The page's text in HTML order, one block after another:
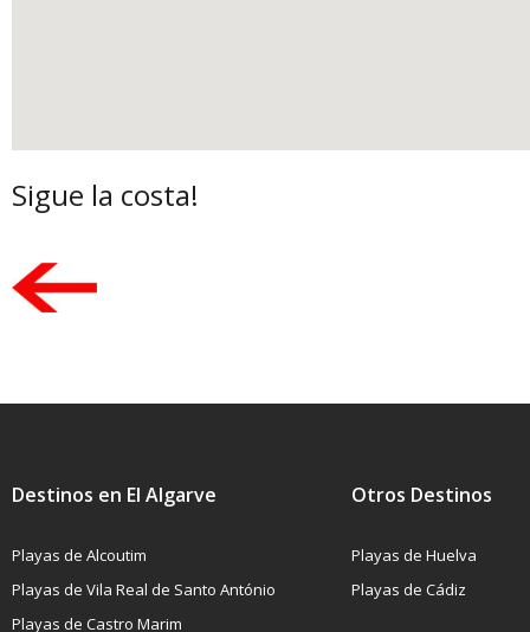
Sigue la costa!
Destinos en El Algarve
Playas de Alcoutim
Playas de Vila Real de Santo António
Playas de Castro Marim
Otros Destinos
Playas de Huelva
Playas de Cádiz